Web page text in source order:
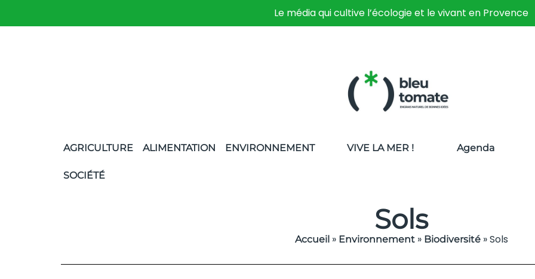
Le média qui cultive l’écologie et le vivant en Provence
AGRICULTURE ALIMENTATION ENVIRONNEMENT
SOCIÉTÉ
VIVE LA MER ! Agenda
Sols
Accueil» Environnement» Biodiversité»Sols